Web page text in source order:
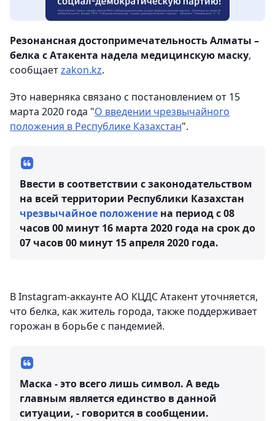
Резонансная достопримечательность Алматы –
белка с Атакента надела медицинскую маску,
сообщаетzakon.kz.
Это наверняка связано с постановлением от 15
марта 2020 года "О введении чрезвычайного
положения в Республике Казахстан".
Ввести в соответствии с законодательством
на всей территории Республики Казахстан
чрезвычайное положение на период с 08
часов 00 минут 16 марта 2020 года на срок до
07 часов 00 минут 15 апреля 2020 года.
В Instagram-аккаунте АО КЦДС Атакент уточняется,
что белка, как житель города, также поддерживает
горожан в борьбе с пандемией.
Маска - это всего лишь символ. А ведь
главным является единство в данной
ситуации, - говорится в сообщении.